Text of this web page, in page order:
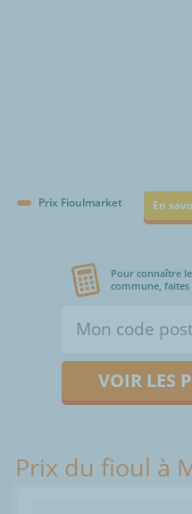
Prix Fioulmarket En
Pour connaître
commune, faites
VOIR LES
Prix du fioul à